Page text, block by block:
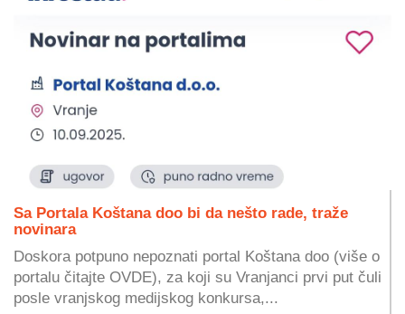
Sa Portala Koštana doo bi da nešto rade, traže
novinara
Doskora potpuno nepoznati portal Koštana doo (više o
portalu čitajte OVDE), za koji su Vranjanci prvi put čuli
posle vranjskog medijskog konkursa,...